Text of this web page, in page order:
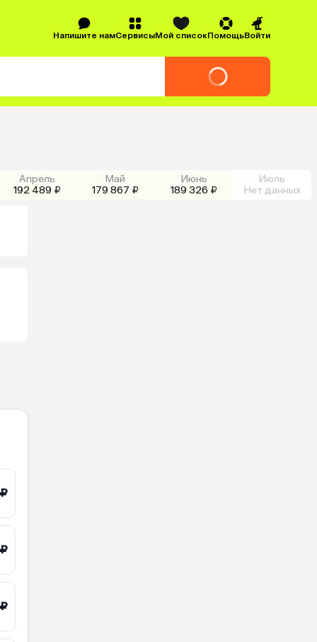
Напишите намСервисыМой списокПомощьВойти
Апрель
192 489 ₽
Май
179 867 ₽
Июнь
189 326 ₽
Июль
Нет данных